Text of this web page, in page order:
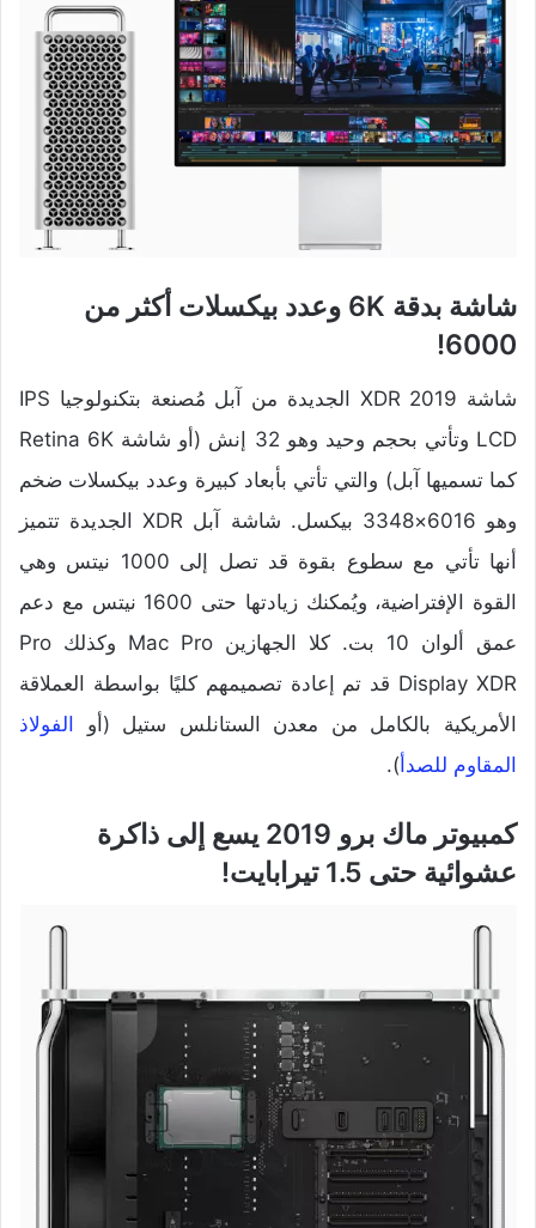
شاشة بدقة 6K وعدد بيكسلات أكثر من
6000!
شاشة XDR 2019 الجديدة من آبل مُصنعة بتكنولوجيا IPS
LCD وتأتي بحجم وحيد وهو 32 إنش (أو شاشة Retina 6K
كما تسميها آبل) والتي تأتي بأبعاد كبيرة وعدد بيكسلات ضخم
وهو 6016×3348 بيكسل. شاشة آبل XDR الجديدة تتميز
أنها تأتي مع سطوع بقوة قد تصل إلى 1000 نيتس وهي
القوة الإفتراضية، ويُمكنك زيادتها حتى 1600 نيتس مع دعم
عمق ألوان 10 بت. كلا الجهازين Mac Pro وكذلك Pro
Display XDR قد تم إعادة تصميمهم كليًا بواسطة العملاقة
الأمريكية بالكامل من معدن الستانلس ستيل (أو الفولاذ
المقاوم للصدأ).
كمبيوتر ماك برو 2019 يسع إلى ذاكرة
عشوائية حتى 1.5 تيرابايت!